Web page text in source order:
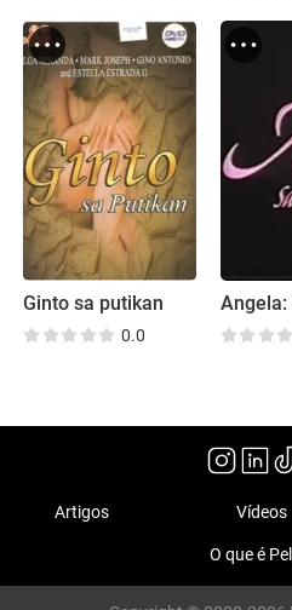
Ginto sa putikan
0.0
Artigos Vídeos
O que é